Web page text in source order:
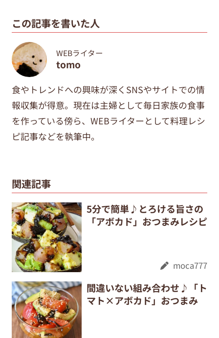
この記事を書いた人
WEBライター
tomo
食やトレンドへの興味が深くSNSやサイトでの情
報収集が得意。現在は主婦として毎日家族の食事
を作っている傍ら、WEBライターとして料理レシ
ピ記事などを執筆中。
関連記事
5分で簡単♪とろける旨さの
「アボカド」おつまみレシピ
moca777
間違いない組み合わせ♪「ト
マト×アボカド」おつまみ